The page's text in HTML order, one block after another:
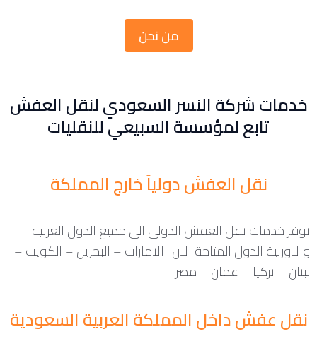
من نحن
خدمات شركة النسر السعودي لنقل العفش
تابع لمؤسسة السبيعي للنقليات
نقل العفش دولياً خارج المملكة
نوفر خدمات نقل العفش الدولى الى جميع الدول العربية
والاوربية الدول المتاحة الان : الامارات – البحرين – الكويت –
لبنان – تركيا – عمان – مصر
نقل عفش داخل المملكة العربية السعودية